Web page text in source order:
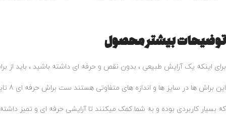
توضیحات بیشتر محصول
برای اینکه یک آرایش طبیعی ، بدون نقص و حرفه ای داشته باشید ، باید از
این براش ها در سایز ها و اندازه های متفاوتی هستند ست براش حرفه ای 8 تایی Nine Beauty دارای 8 عدد براش با اندازه و سایز مختلف می باشد .
که بسیار کاربردی بوده و به شما کمک میکنند تا آرایشی حرفه ای و تمیز